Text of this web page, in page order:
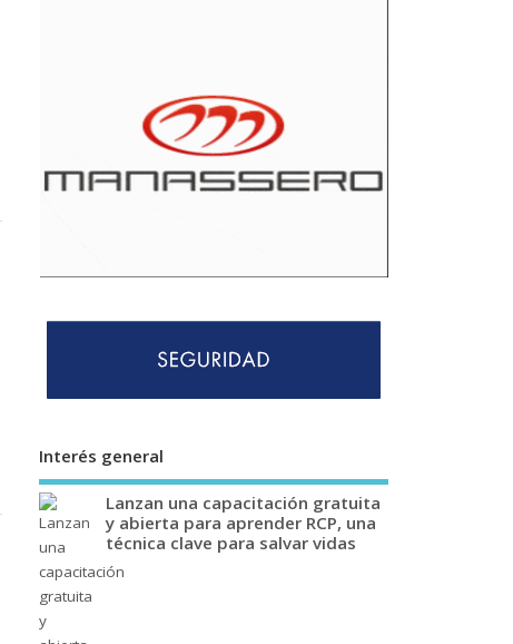
Interés general
Lanzan una capacitación gratuita
y abierta para aprender RCP, una
técnica clave para salvar vidas